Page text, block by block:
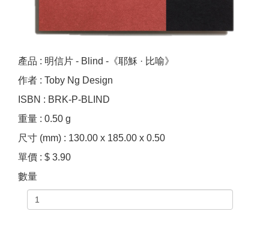
產品 : 明信片 - Blind -《耶穌 · 比喻》
作者 : Toby Ng Design
ISBN : BRK-P-BLIND
重量 : 0.50 g
尺寸 (mm) : 130.00 x 185.00 x 0.50
單價 : $ 3.90
數量